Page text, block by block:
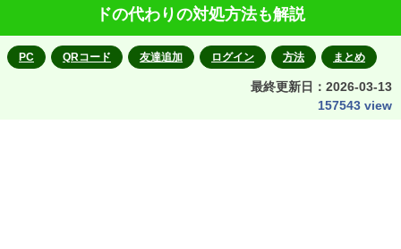
ドの代わりの対処方法も解説
PC QRコード 友達追加 ログイン 方法 まとめ
最終更新日： 2026-03-13
157543 view